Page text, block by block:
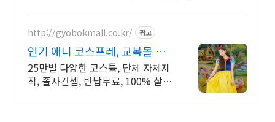
http://gyobokmall.co.kr/ 광고
인기 애니 코스프레, 교복몰 오
늘배송 오늘도착 택배대여
25만벌 다양한 코스튬, 단체 자체제
작, 졸사컨셉, 반납무료, 100% 살균